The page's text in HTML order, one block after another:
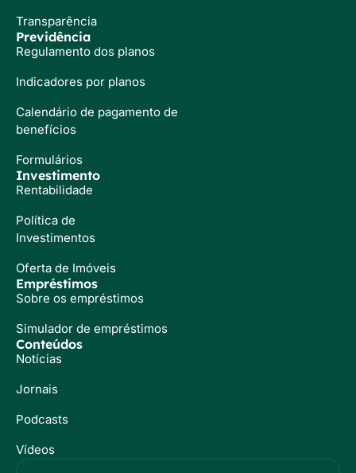
Transparência
Previdência
Regulamento dos planos
Indicadores por planos
Calendário de pagamento de
benefícios
Formulários
Investimento
Rentabilidade
Política de
Investimentos
Oferta de Imóveis
Empréstimos
Sobre os empréstimos
Simulador de empréstimos
Conteúdos
Notícias
Jornais
Podcasts
Vídeos